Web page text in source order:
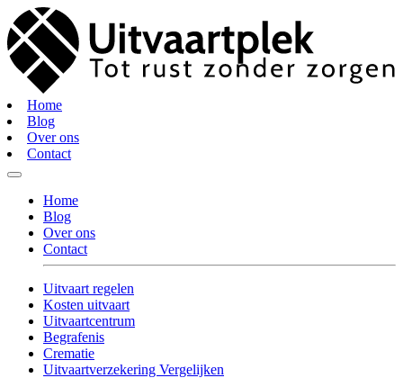
Home
Blog
Over ons
Contact
Home
Blog
Over ons
Contact
Uitvaart regelen
Kosten uitvaart
Uitvaartcentrum
Begrafenis
Crematie
Uitvaartverzekering Vergelijken